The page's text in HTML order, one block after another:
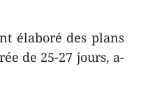
élaboré des plans
de 25-27 jours, a-